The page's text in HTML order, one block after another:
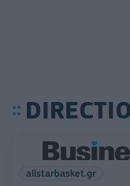
allstarbasket.gr